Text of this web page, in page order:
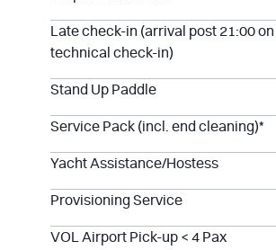
Late check-in (arrival post 21:00
technical check-in)
Stand Up Paddle
Service Pack (incl. end cleaning)*
Yacht Assistance/Hostess
Provisioning Service
VOL Airport Pick-up < 4 Pax